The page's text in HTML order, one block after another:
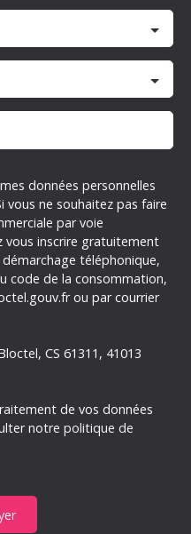
données personnelles
vous ne souhaitez pas faire
par voie
vous inscrire gratuitement
téléphonique,
code de la consommation,
ou par courrier
CS 61311, 41013
de vos données
notre politique de